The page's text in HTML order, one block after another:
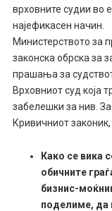
врховните судии во
најефикасен начин.
Министерството за
законска обрска за
прашања за
Врховниот суд која
забелешки за нив.
Кривичниот
Како се вика
обичните
бизнис-
поделиме, да